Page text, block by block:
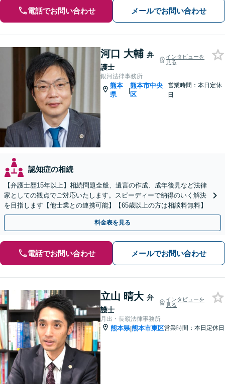
電話でお問い合わせ メールでお問い合わせ
河口 大輔 弁
護士
インタビューを
見る
銀河法律事務所
熊本
県
|
熊本市中央
区
営業時間：本日定休
日
認知症の相続
【弁護士歴15年以上】相続問題全般、遺言の作成、成年後見など法律
家としての観点でご対応いたします。スピーディーで納得のいく解決
を目指します【他士業との連携可能】【65歳以上の方は相談料無料】
料金表を見る
電話でお問い合わせ メールでお問い合わせ
立山 晴大 弁
護士
インタビューを
見る
月出・長嶺法律事務所
熊本県|熊本市東区営業時間：本日定休日